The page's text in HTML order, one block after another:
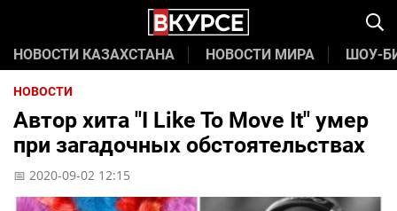
НОВОСТИ КАЗАХСТАНА НОВОСТИ МИРА ШОУ-
НОВОСТИ
Автор хита "I Like To Move It" умер
при загадочных обстоятельствах
📅 2020-09-02 12:15